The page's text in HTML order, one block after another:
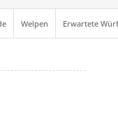
Welpen Erwartete